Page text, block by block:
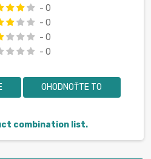
- 0
- 0
- 0
- 0
OHODNOŤTE TO
combination list.